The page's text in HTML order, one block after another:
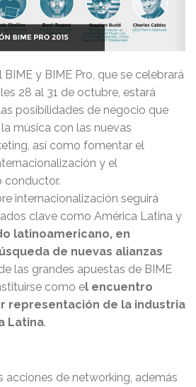
y BIME Pro, que se celebrará
28 al 31 de octubre, estará
posibilidades de negocio que
música con las nuevas
así como fomentar el
y el
conductor.
internacionalización seguirá
clave como América Latina y
latinoamericano, en
de nuevas alianzas
las grandes apuestas de BIME
como el encuentro
representación de la industria
Latina.
acciones de networking, además